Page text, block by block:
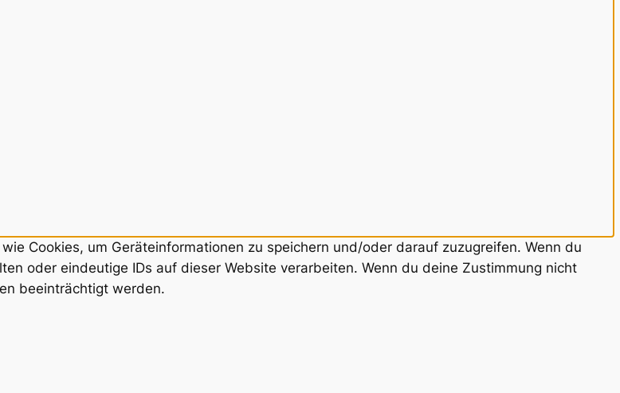
Cookies, um Geräteinformationen zu speichern und/oder darauf zuzugreifen. Wenn du
oder eindeutige IDs auf dieser Website verarbeiten. Wenn du deine Zustimmung nicht
beeinträchtigt werden.